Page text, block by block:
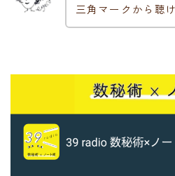
三角マークから聴